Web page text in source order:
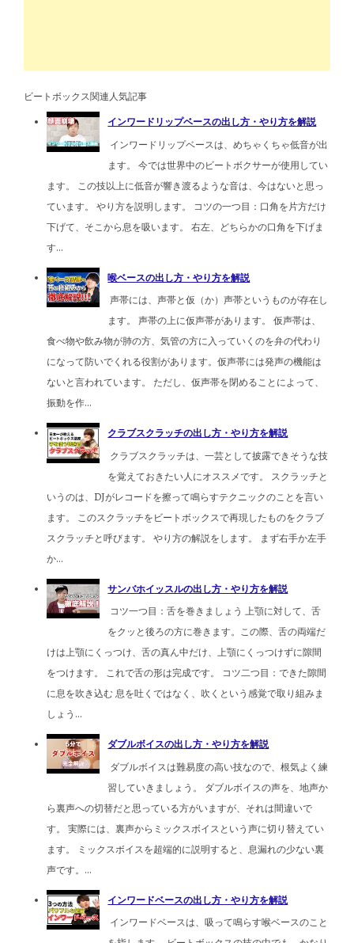
ビートボックス関連人気記事
インワードリップベースの出し方・やり方を解説
インワードリップベースは、めちゃくちゃ低音が出
ます。 今では世界中のビートボクサーが使用してい
ます。 この技以上に低音が響き渡るような音は、今はないと思っ
ています。 やり方を説明します。 コツの一つ目：口角を片方だけ
下げて、そこから息を吸います。 右左、どちらかの口角を下げま
す...
喉ベースの出し方・やり方を解説
声帯には、声帯と仮（か）声帯というものが存在し
ます。 声帯の上に仮声帯があります。 仮声帯は、
食べ物や飲み物が肺の方、気管の方に入っていくのを弁の代わり
になって防いでくれる役割があります。仮声帯には発声の機能は
ないと言われています。 ただし、仮声帯を閉めることによって、
振動を作...
クラブスクラッチの出し方・やり方を解説
クラブスクラッチは、一芸として披露できそうな技
を覚えておきたい人にオススメです。 スクラッチと
いうのは、DJがレコードを擦って鳴らすテクニックのことを言い
ます。 このスクラッチをビートボックスで再現したものをクラブ
スクラッチと呼びます。 やり方の解説をします。 まず右手か左手
か...
サンバホイッスルの出し方・やり方を解説
コツ一つ目：舌を巻きましょう 上顎に対して、舌
をクッと後ろの方に巻きます。この際、舌の両端だ
けは上顎にくっつけ、舌の真ん中だけ、上顎にくっつけずに隙間
をつけます。 これで舌の形は完成です。 コツ二つ目：できた隙間
に息を吹き込む 息を吐くではなく、吹くという感覚で取り組みま
しょう...
ダブルボイスの出し方・やり方を解説
ダブルボイスは難易度の高い技なので、根気よく練
習していきましょう。 ダブルボイスの声を、地声か
ら裏声への切替だと思っている方がいますが、それは間違いで
す。 実際には、裏声からミックスボイスという声に切り替えてい
ます。 ミックスボイスを超端的に説明すると、息漏れの少ない裏
声です。...
インワードベースの出し方・やり方を解説
インワードベースは、吸って鳴らす喉ベースのこと